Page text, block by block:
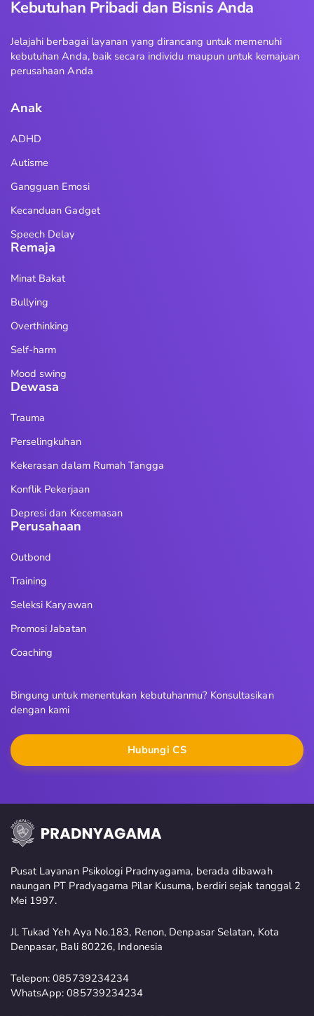
Kebutuhan Pribadi dan Bisnis Anda
Jelajahi berbagai layanan yang dirancang untuk memenuhi
kebutuhan Anda, baik secara individu maupun untuk kemajuan
perusahaan Anda
Anak
ADHD
Autisme
Gangguan Emosi
Kecanduan Gadget
Speech Delay
Remaja
Minat Bakat
Bullying
Overthinking
Self-harm
Mood swing
Dewasa
Trauma
Perselingkuhan
Kekerasan dalam Rumah Tangga
Konflik Pekerjaan
Depresi dan Kecemasan
Perusahaan
Outbond
Training
Seleksi Karyawan
Promosi Jabatan
Coaching
Bingung untuk menentukan kebutuhanmu? Konsultasikan
dengan kami
Hubungi CS
Pusat Layanan Psikologi Pradnyagama, berada dibawah
naungan PT Pradyagama Pilar Kusuma, berdiri sejak tanggal 2
Mei 1997.
Jl. Tukad Yeh Aya No.183, Renon, Denpasar Selatan, Kota
Denpasar, Bali 80226, Indonesia
Telepon: 085739234234
WhatsApp: 085739234234